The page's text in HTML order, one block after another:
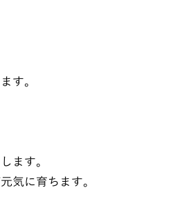
す。
ます。
気に育ちます。